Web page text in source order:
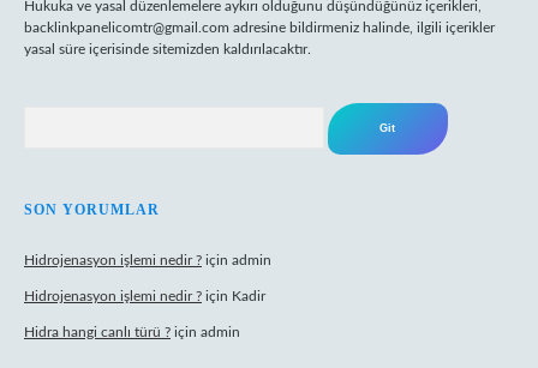
Hukuka ve yasal düzenlemelere aykırı olduğunu düşündüğünüz içerikleri,
backlinkpanelicomtr@gmail.com adresine bildirmeniz halinde, ilgili içerikler
yasal süre içerisinde sitemizden kaldırılacaktır.
SON YORUMLAR
Hidrojenasyon işlemi nedir ? için admin
Hidrojenasyon işlemi nedir ? için Kadir
Hidra hangi canlı türü ? için admin